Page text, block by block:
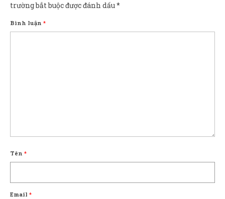
trường bắt buộc được đánh dấu*
Bình luận *
Tên *
Email *